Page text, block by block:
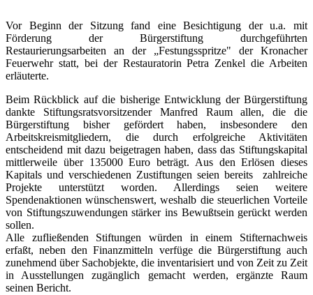
Vor Beginn der Sitzung fand eine Besichtigung der u.a. mit
Förderung der Bürgerstiftung durchgeführten
Restaurierungsarbeiten an der „Festungsspritze" der Kronacher
Feuerwehr statt, bei der Restauratorin Petra Zenkel die Arbeiten
erläuterte.
Beim Rückblick auf die bisherige Entwicklung der Bürgerstiftung
dankte Stiftungsratsvorsitzender Manfred Raum allen, die die
Bürgerstiftung bisher gefördert haben, insbesondere den
Arbeitskreismitgliedern, die durch erfolgreiche Aktivitäten
entscheidend mit dazu beigetragen haben, dass das Stiftungskapital
mittlerweile über 135000 Euro beträgt. Aus den Erlösen dieses
Kapitals und verschiedenen Zustiftungen seien bereits zahlreiche
Projekte unterstützt worden. Allerdings seien weitere
Spendenaktionen wünschenswert, weshalb die steuerlichen Vorteile
von Stiftungszuwendungen stärker ins Bewußtsein gerückt werden
sollen.
Alle zufließenden Stiftungen würden in einem Stifternachweis
erfaßt, neben den Finanzmitteln verfüge die Bürgerstiftung auch
zunehmend über Sachobjekte, die inventarisiert und von Zeit zu Zeit
in Ausstellungen zugänglich gemacht werden, ergänzte Raum
seinen Bericht.